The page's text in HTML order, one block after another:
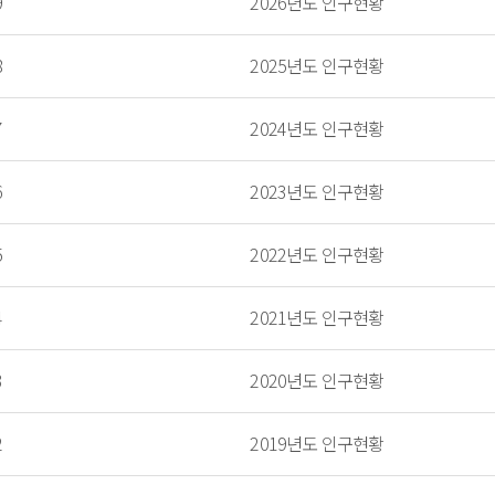
2025년도 인구현황
2024년도 인구현황
2023년도 인구현황
2022년도 인구현황
2021년도 인구현황
2020년도 인구현황
2019년도 인구현황